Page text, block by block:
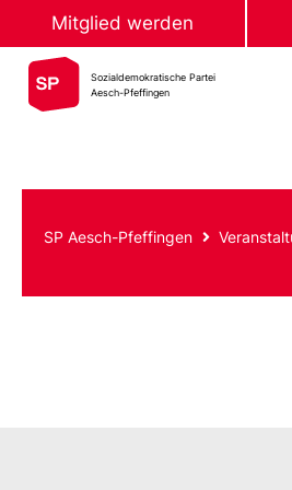
Mitglied werden
Sozialdemokratische Partei
Aesch-Pfeffingen
SP Aesch-Pfeffingen